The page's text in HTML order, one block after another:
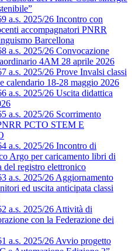
a.s. 2025/26 Incontro con
accompagnatori PNRR
Barcellona
a.s. 2025/26 Convocazione
4AM 28 aprile 2026
a.s. 2025/26 Prove Invalsi classi
calendario 18-28 maggio 2026
a.s. 2025/26 Uscita didattica
a.s. 2025/26 Scorrimento
PCTO STEM E
a.s. 2025/26 Incontro di
Argo per caricamento libri di
del registro elettronico
a.s. 2025/26 Aggiornamento
ed uscita anticipata classi
a.s. 2025/26 Attività di
con la Federazione dei
a.s. 2025/26 Avvio progetto